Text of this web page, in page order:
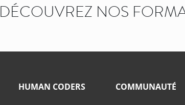
DÉCOUVREZ NOS
HUMAN CODERS COMMUNAUTÉ